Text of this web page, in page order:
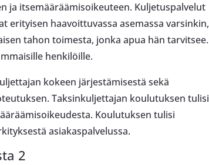
ja itsemääräämisoikeuteen. Kuljetuspalvelut
erityisen haavoittuvassa asemassa varsinkin,
tahon toimesta, jonka apua hän tarvitsee.
henkilöille.
kokeen järjestämisestä sekä
Taksinkuljettajan koulutuksen tulisi
Koulutuksen tulisi
asiakaspalvelussa.
2